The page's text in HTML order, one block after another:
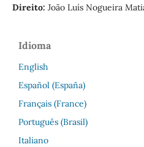
Direito: João Luís Nogueira
Idioma
English
Español (España)
Français (France)
Português (Brasil)
Italiano